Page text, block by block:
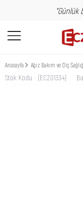
"Günlük
Anasayfa Ağız Bakım ve Diş
Stok Kodu (ECZ01334)